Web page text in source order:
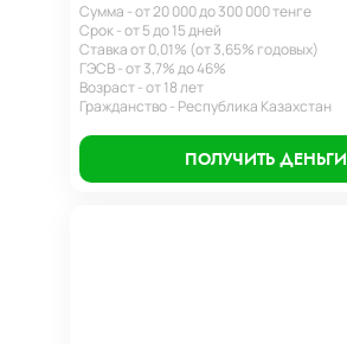
Сумма - от 20 000 до 300 000 тенге
Срок - от 5 до 15 дней
Ставка от 0,01% (от 3,65% годовых)
ГЭСВ - от 3,7% до 46%
Возраст - от 18 лет
Гражданство - Республика Казахстан
ПОЛУЧИТЬ ДЕНЬГИ